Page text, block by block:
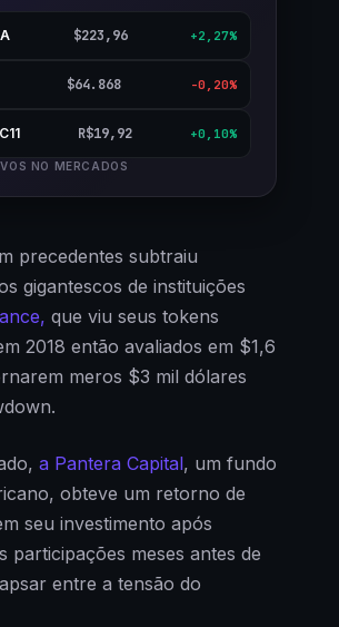
$223,96 +2,27%
$64.868 -0,20%
R$19,92 +0,10%
NO MERCADOS
precedentes subtraiu
gigantescos de instituições
que viu seus tokens
2018 então avaliados em $1,6
meros $3 mil dólares
a Pantera Capital, um fundo
obteve um retorno de
seu investimento após
participações meses antes de
entre a tensão do